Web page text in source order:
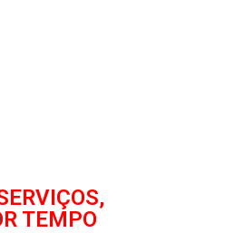
TEMPO